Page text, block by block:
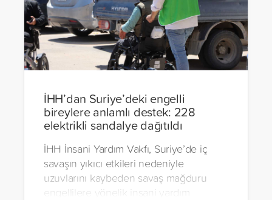
İHH’dan Suriye’deki engelli
bireylere anlamlı destek: 228
elektrikli sandalye dağıtıldı
İHH İnsani Yardım Vakfı, Suriye’de iç
savaşın yıkıcı etkileri nedeniyle
uzuvlarını kaybeden savaş mağduru
engellilere yönelik insani yardım